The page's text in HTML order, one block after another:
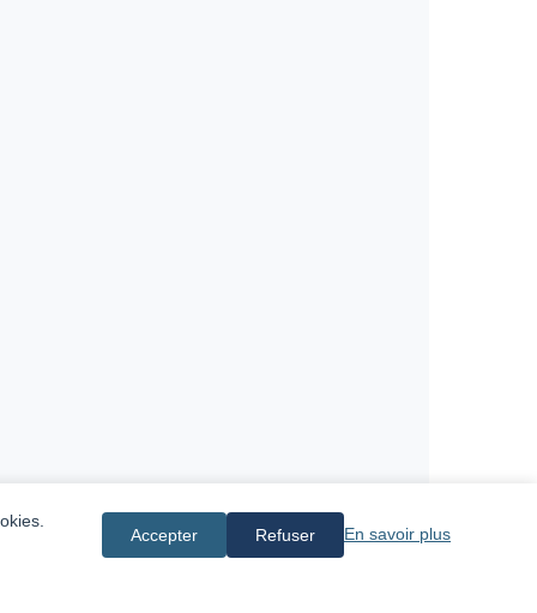
Accepter Refuser En savoir plus